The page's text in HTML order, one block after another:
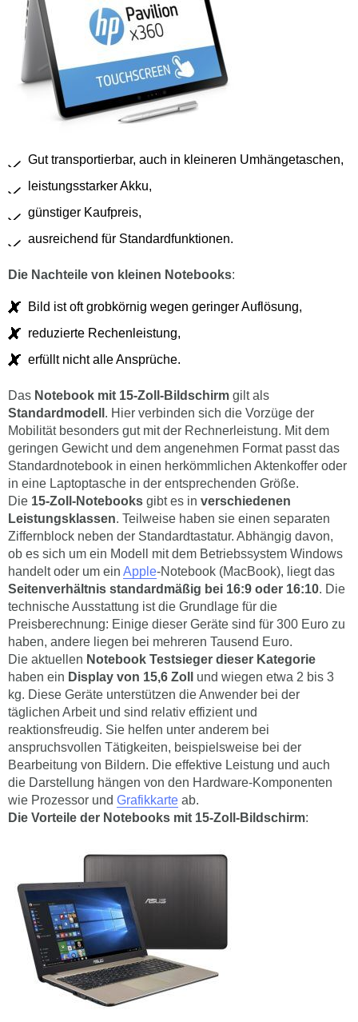
Gut transportierbar, auch in kleineren Umhängetaschen,
leistungsstarker Akku,
günstiger Kaufpreis,
ausreichend für Standardfunktionen.
Die Nachteile von kleinen Notebooks:
Bild ist oft grobkörnig wegen geringer Auflösung,
reduzierte Rechenleistung,
erfüllt nicht alle Ansprüche.
Das Notebook mit 15-Zoll-Bildschirm gilt als
Standardmodell . Hier verbinden sich die Vorzüge der
Mobilität besonders gut mit der Rechnerleistung. Mit dem
geringen Gewicht und dem angenehmen Format passt das
Standardnotebook in einen herkömmlichen Aktenkoffer oder
in eine Laptoptasche in der entsprechenden Größe.
Die 15-Zoll-Notebooks gibt es in verschiedenen
Leistungsklassen. Teilweise haben sie einen separaten
Ziffernblock neben der Standardtastatur. Abhängig davon,
ob es sich um ein Modell mit dem Betriebssystem Windows
handelt oder um ein Apple-Notebook (MacBook), liegt das
Seitenverhältnis standardmäßig bei 16:9 oder 16:10. Die
technische Ausstattung ist die Grundlage für die
Preisberechnung: Einige dieser Geräte sind für 300 Euro zu
haben, andere liegen bei mehreren Tausend Euro.
Die aktuellen Notebook Testsieger dieser Kategorie
haben ein Display von 15,6 Zoll
und wiegen etwa 2 bis 3
kg. Diese Geräte unterstützen die Anwender bei der
täglichen Arbeit und sind relativ effizient und
reaktionsfreudig. Sie helfen unter anderem bei
anspruchsvollen Tätigkeiten, beispielsweise bei der
Bearbeitung von Bildern. Die effektive Leistung und auch
die Darstellung hängen von den Hardware-Komponenten
wie Prozessor und Grafikkarte ab.
Die Vorteile der Notebooks mit 15-Zoll-Bildschirm: